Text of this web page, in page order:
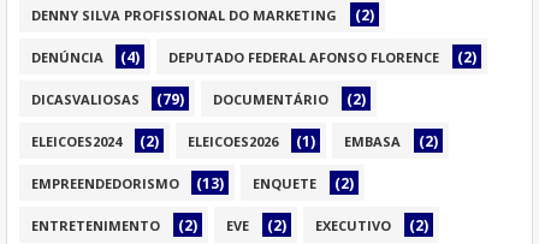
DENNY SILVA PROFISSIONAL DO MARKETING (2)
DENÚNCIA (4) DEPUTADO FEDERAL AFONSO FLORENCE (2)
DICASVALIOSAS (79) DOCUMENTÁRIO (2)
ELEICOES2024 (2) ELEICOES2026 (1) EMBASA (2)
EMPREENDEDORISMO (13) ENQUETE (2)
ENTRETENIMENTO (2) EVE (2) EXECUTIVO (2)